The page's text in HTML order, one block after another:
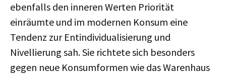
ebenfalls den inneren Werten Priorität
einräumte und im modernen Konsum eine
Tendenz zur Entindividualisierung und
Nivellierung sah. Sie richtete sich besonders
gegen neue Konsumformen wie das Warenhaus